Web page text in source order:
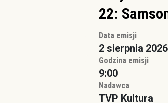
22:
Data emisji
2 sierpnia 2026
Godzina emisji
9:00
Nadawca
TVP Kultura